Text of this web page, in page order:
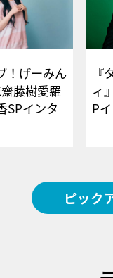
！げーみん
藤樹愛羅
SPインタ
ィ
P
ピック